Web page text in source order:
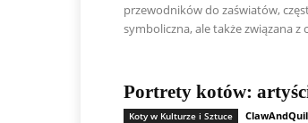
przewodników do zaświatów,
symboliczna, ale także związana
Portrety kotów:
Koty w Kulturze i Sztuce